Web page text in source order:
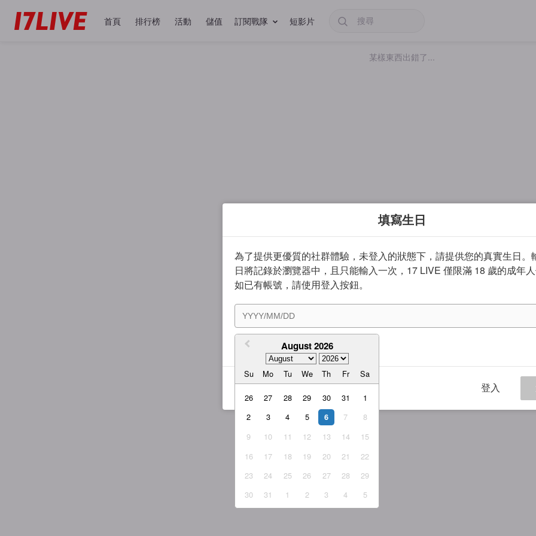
首頁 排行榜 活動 儲值 訂閱戰隊 短影片
某樣東西出錯了...
填寫生日
為了提供更優質的社群體驗，未登入的狀態下，請提供您的真實生日。
日將記錄於瀏覽器中，且只能輸入一次，17 LIVE 僅限滿 18 歲的成年人
如已有帳號，請使用登入按鈕。
August 2026
Su Mo Tu We Th Fr Sa
26 27 28 29 30 31
1
2
3 4 5 6 7
8
9
10 11 12 13 14
15
16
17 18 19 20 21
22
23
24 25 26 27 28
29
30
31 1 2 3 4 5
我同意 服務條款與隱私權政策
登入